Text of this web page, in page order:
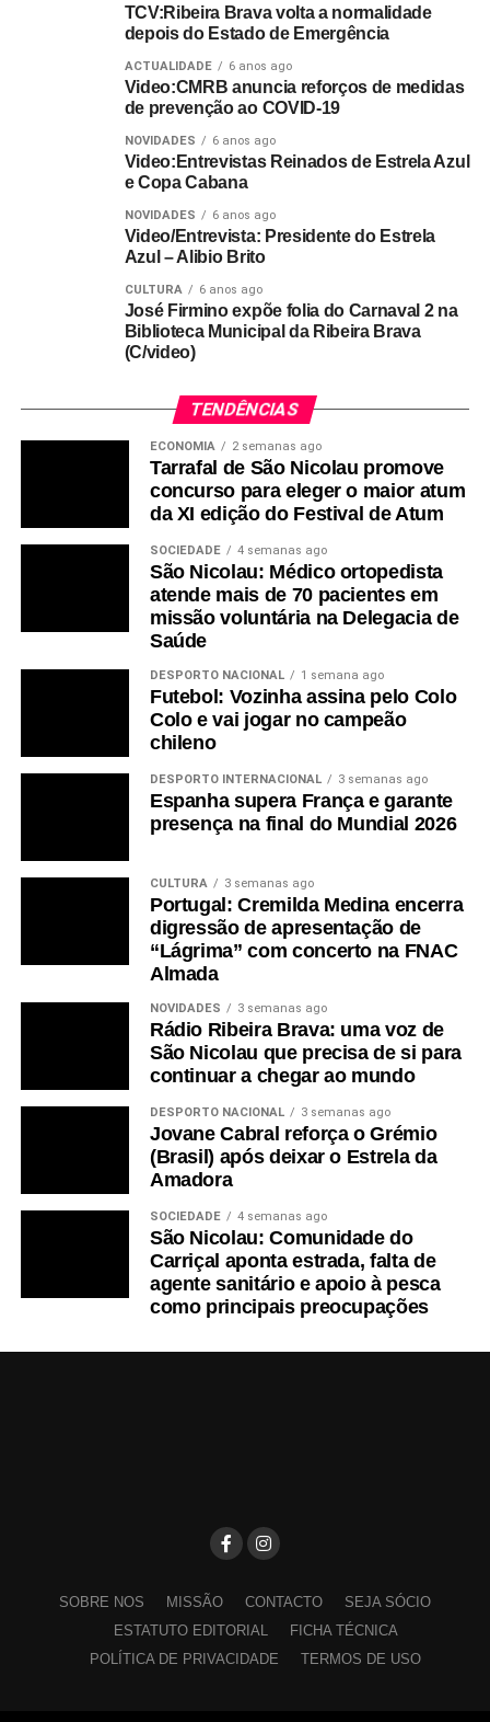
TCV:Ribeira Brava volta a normalidade
depois do Estado de Emergência
ACTUALIDADE 6 anos ago
Video:CMRB anuncia reforços de medidas
de prevenção ao COVID-19
NOVIDADES 6 anos ago
Video:Entrevistas Reinados de Estrela Azul
e Copa Cabana
NOVIDADES 6 anos ago
Video/Entrevista: Presidente do Estrela
Azul – Alibio Brito
CULTURA 6 anos ago
José Firmino expõe folia do Carnaval 2 na
Biblioteca Municipal da Ribeira Brava
(C/video)
TENDÊNCIAS
ECONOMIA 2 semanas ago
Tarrafal de São Nicolau promove
concurso para eleger o maior atum
da XI edição do Festival de Atum
SOCIEDADE 4 semanas ago
São Nicolau: Médico ortopedista
atende mais de 70 pacientes em
missão voluntária na Delegacia de
Saúde
DESPORTO NACIONAL 1 semana ago
Futebol: Vozinha assina pelo Colo
Colo e vai jogar no campeão
chileno
DESPORTO INTERNACIONAL 3 semanas ago
Espanha supera França e garante
presença na final do Mundial 2026
CULTURA 3 semanas ago
Portugal: Cremilda Medina encerra
digressão de apresentação de
“Lágrima” com concerto na FNAC
Almada
NOVIDADES 3 semanas ago
Rádio Ribeira Brava: uma voz de
São Nicolau que precisa de si para
continuar a chegar ao mundo
DESPORTO NACIONAL 3 semanas ago
Jovane Cabral reforça o Grémio
(Brasil) após deixar o Estrela da
Amadora
SOCIEDADE 4 semanas ago
São Nicolau: Comunidade do
Carriçal aponta estrada, falta de
agente sanitário e apoio à pesca
como principais preocupações
SOBRE NOS MISSÃO CONTACTO
SEJA SÓCIO
ESTATUTO EDITORIAL
FICHA TÉCNICA
POLÍTICA DE PRIVACIDADE
TERMOS DE USO